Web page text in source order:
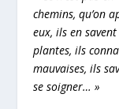
chemins, qu’on
eux, ils en
plantes, ils
mauvaises, ils
se soigner… »